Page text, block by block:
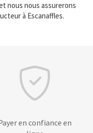
nous nous assurerons
à Escanaffles.
en confiance en